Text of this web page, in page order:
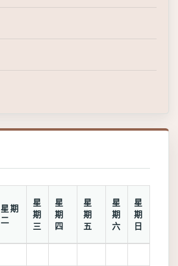
星期
二
星
期
三
星
期
四
星
期
五
星
期
六
星
期
日